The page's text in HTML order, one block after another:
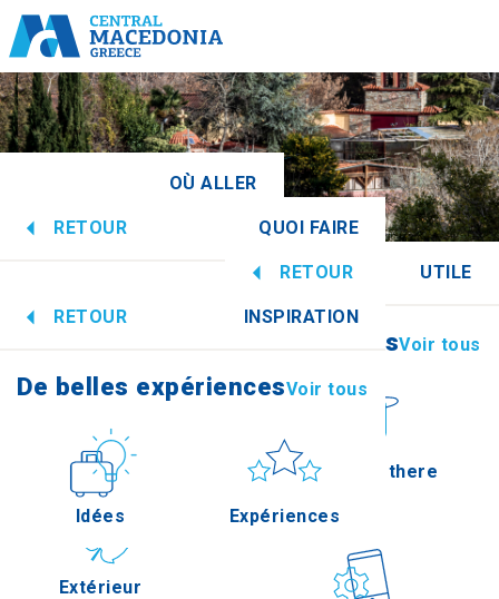
OÙ ALLER
Imathia
RETOUR QUOI FAIRE
Culture
Extérieur Gastronomie
RETOUR UTILE
InformationsVoir tous
How to get there
RETOUR INSPIRATION
De belles expériencesVoir tous
Idées Expériences